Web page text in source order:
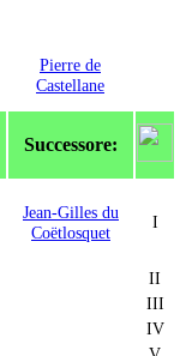
Pierre de
Castellane
Successore:
Jean-Gilles du
Coëtlosquet
I
II
III
IV